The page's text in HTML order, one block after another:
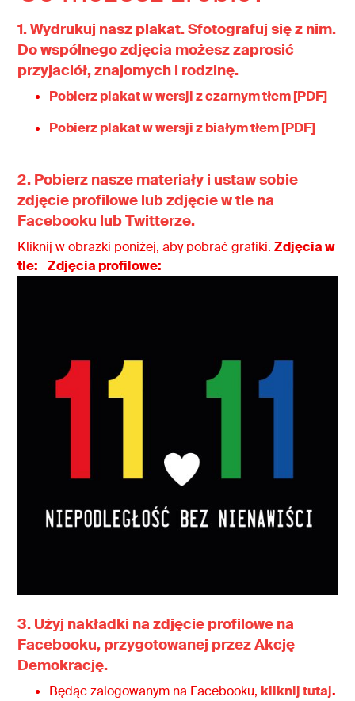
1. Wydrukuj nasz plakat. Sfotografuj się z nim.
Do wspólnego zdjęcia możesz zaprosić
przyjaciół, znajomych i rodzinę.
Pobierz plakat w wersji z czarnym tłem [PDF]
Pobierz plakat w wersji z białym tłem [PDF]
2. Pobierz nasze materiały i ustaw sobie
zdjęcie profilowe lub zdjęcie w tle na
Facebooku lub Twitterze.
Kliknij w obrazki poniżej, aby pobrać grafiki.Zdjęcia w
tle:
Zdjęcia profilowe:
3. Użyj nakładki na zdjęcie profilowe na
Facebooku, przygotowanej przez Akcję
Demokrację.
Będąc zalogowanym na Facebooku, kliknij tutaj.